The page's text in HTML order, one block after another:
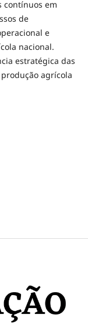
contínuos em
de
e
nacional.
estratégica das
agrícola